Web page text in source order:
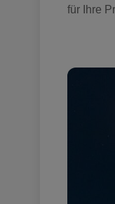
für Ihre